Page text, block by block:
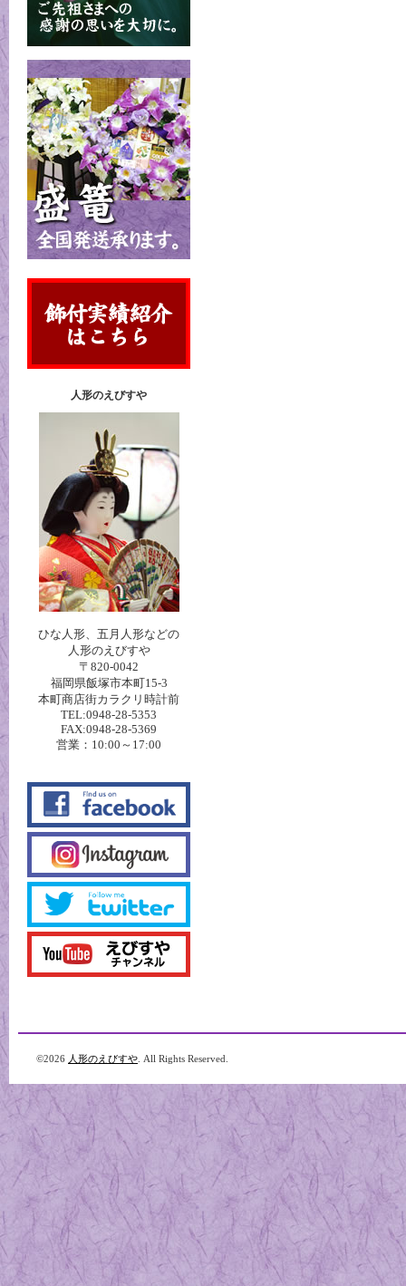
人形のえびすや
ひな人形、五月人形などの
人形のえびすや
〒820-0042
福岡県飯塚市本町15-3
本町商店街カラクリ時計前
TEL:0948-28-5353
FAX:0948-28-5369
営業：10:00～17:00
©2026 人形のえびすや . All Rights Reserved.